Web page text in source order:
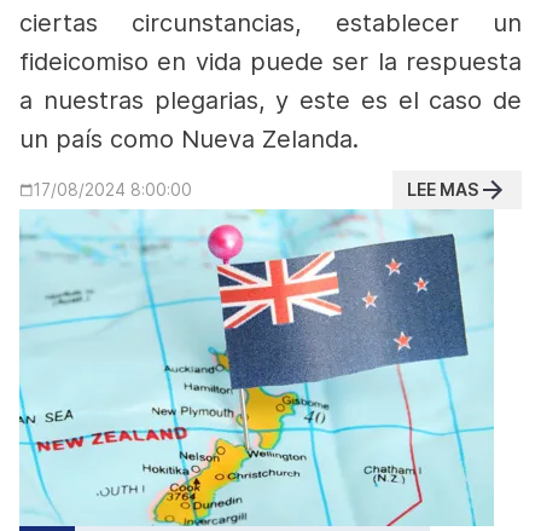
ciertas circunstancias, establecer un
fideicomiso en vida puede ser la respuesta
a nuestras plegarias, y este es el caso de
un país como Nueva Zelanda.
17/08/2024 8:00:00 LEE MAS